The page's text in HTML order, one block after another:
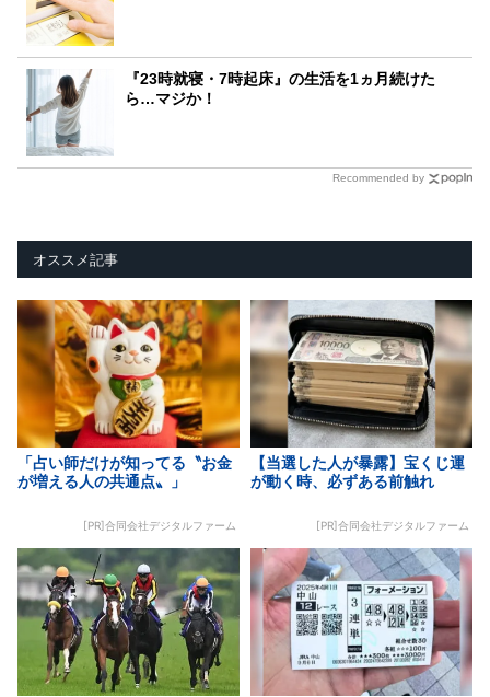
『23時就寝・7時起床』の生活を1ヵ月続けた
ら…マジか！
Recommended by
オススメ記事
「占い師だけが知ってる〝お金
が増える人の共通点〟」
[PR]合同会社デジタルファーム
【当選した人が暴露】宝くじ運
が動く時、必ずある前触れ
[PR]合同会社デジタルファーム